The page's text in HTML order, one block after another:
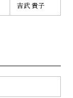
吉武 貴子